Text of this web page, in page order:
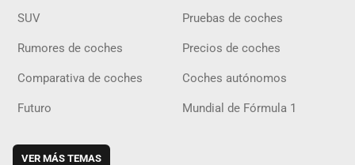
SUV Pruebas de coches
Rumores de coches Precios de coches
Comparativa de coches Coches autónomos
Futuro Mundial de Fórmula 1
VER MÁS TEMAS